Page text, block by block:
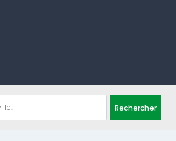
Rechercher